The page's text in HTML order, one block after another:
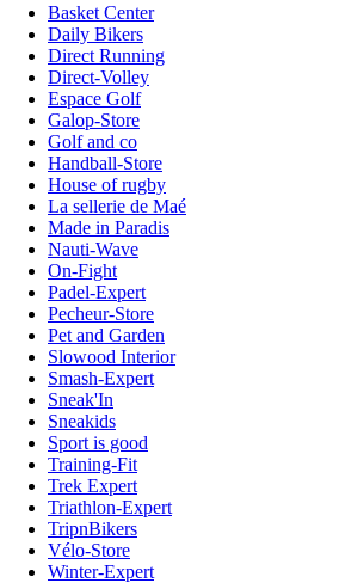
Basket Center
Daily Bikers
Direct Running
Direct-Volley
Espace Golf
Galop-Store
Golf and co
Handball-Store
House of rugby
La sellerie de Maé
Made in Paradis
Nauti-Wave
On-Fight
Padel-Expert
Pecheur-Store
Pet and Garden
Slowood Interior
Smash-Expert
Sneak'In
Sneakids
Sport is good
Training-Fit
Trek Expert
Triathlon-Expert
TripnBikers
Vélo-Store
Winter-Expert